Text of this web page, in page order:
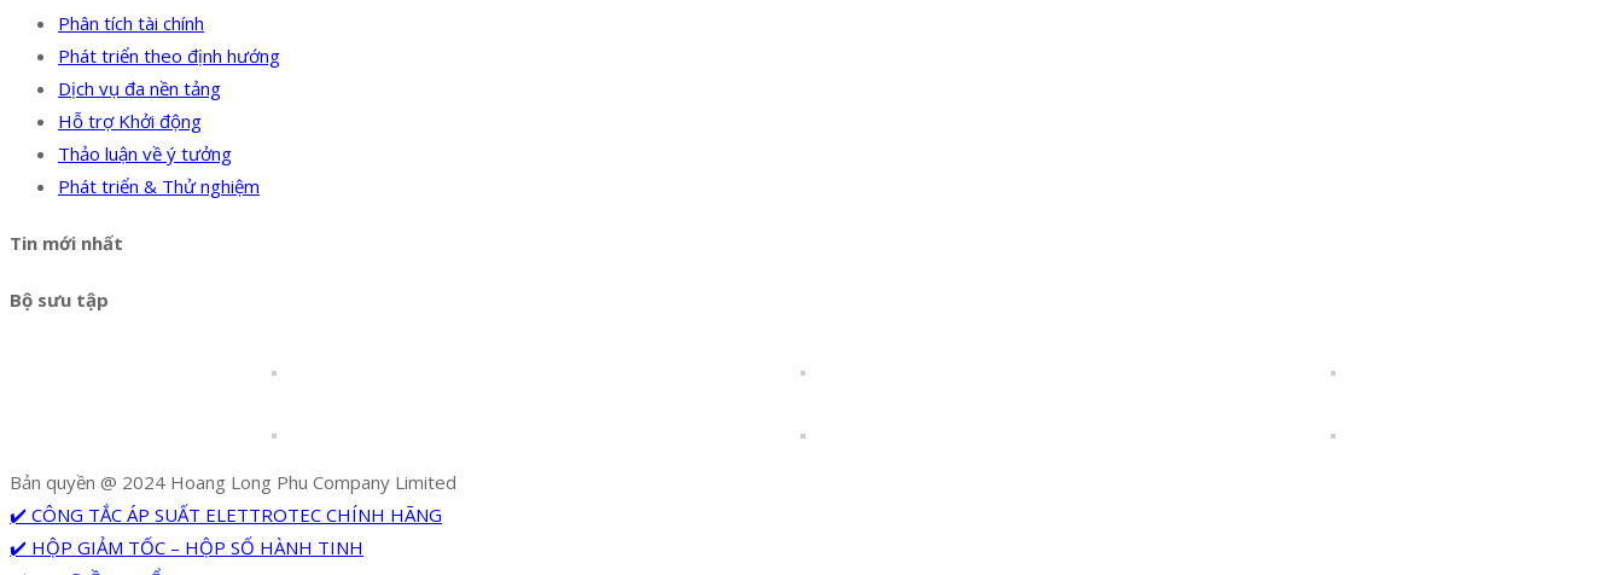
Phân tích tài chính
Phát triển theo định hướng
Dịch vụ đa nền tảng
Hỗ trợ Khởi động
Thảo luận về ý tưởng
Phát triển & Thử nghiệm
Tin mới nhất
Bộ sưu tập
Bản quyền @ 2024 Hoang Long Phu Company Limited
✔️ CÔNG TẮC ÁP SUẤT ELETTROTEC CHÍNH HÃNG
✔️ HỘP GIẢM TỐC – HỘP SỐ HÀNH TINH